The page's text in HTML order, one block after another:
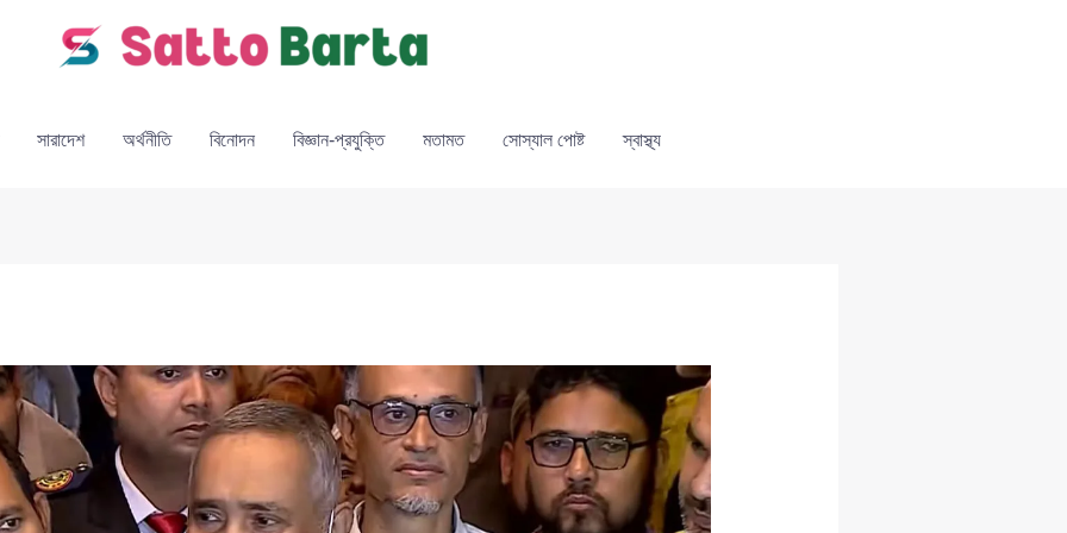
সারাদেশ অর্থনীতি বিনোদন বিজ্ঞান-প্রযুক্তি মতামত সোস্যাল পোষ্ট স্বাস্থ্য